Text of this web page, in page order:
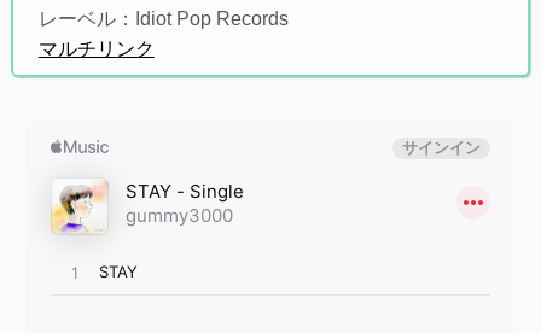
レーベル：Idiot Pop Records
マルチリンク